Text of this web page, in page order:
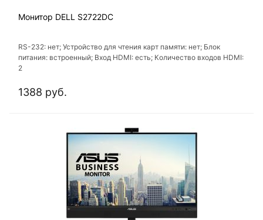
Монитор DELL S2722DC
RS-232: нет; Устройство для чтения карт памяти: нет; Блок
питания: встроенный; Вход HDMI: есть; Количество входов HDMI:
2
1388 руб.